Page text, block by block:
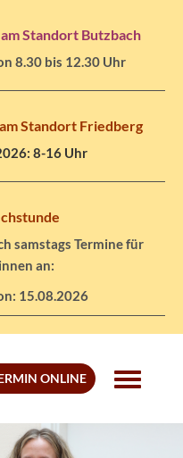
Standort Butzbach
8.30 bis 12.30 Uhr
Standort Friedberg
8-16 Uhr
samstags Termine für
an:
15.08.2026
ONLINE